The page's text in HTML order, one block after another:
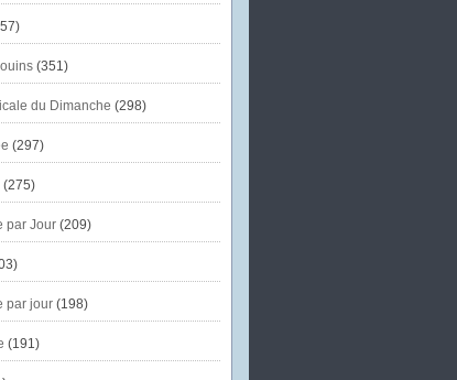
(351)
du Dimanche (298)
(297)
(275)
par Jour(209)
par jour(198)
(191)